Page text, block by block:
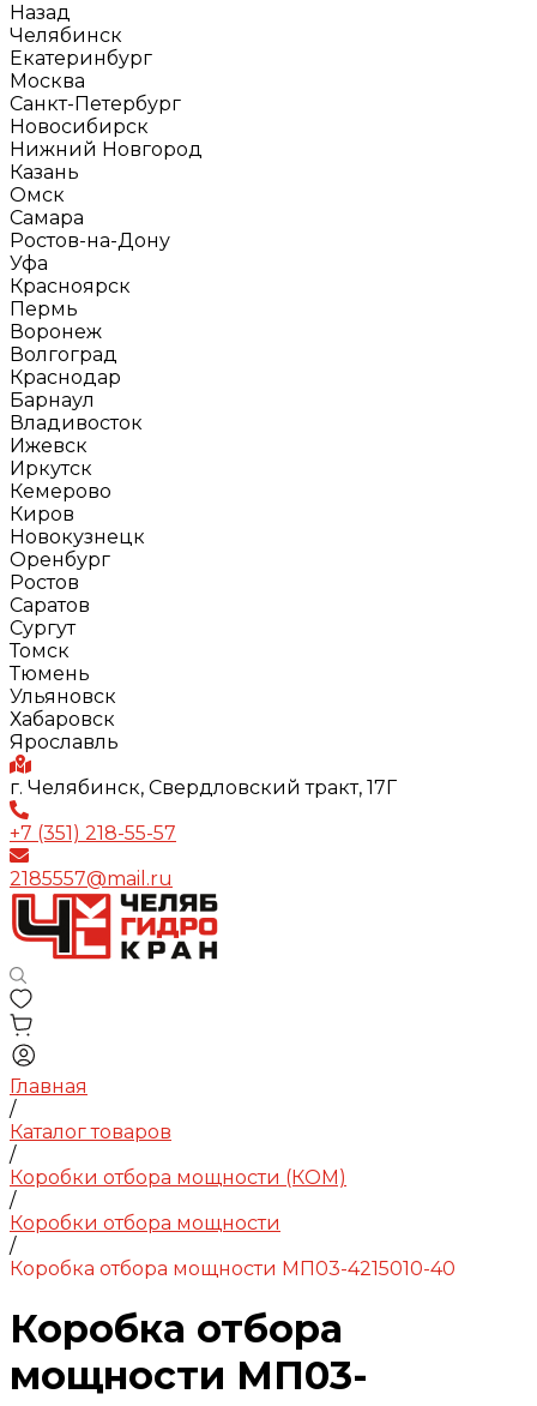
Назад
Челябинск
Екатеринбург
Москва
Санкт-Петербург
Новосибирск
Нижний Новгород
Казань
Омск
Самара
Ростов-на-Дону
Уфа
Красноярск
Пермь
Воронеж
Волгоград
Краснодар
Барнаул
Владивосток
Ижевск
Иркутск
Кемерово
Киров
Новокузнецк
Оренбург
Ростов
Саратов
Сургут
Томск
Тюмень
Ульяновск
Хабаровск
Ярославль
г. Челябинск, Свердловский тракт, 17Г
+7 (351) 218-55-57
2185557@mail.ru
Главная
/
Каталог товаров
/
Коробки отбора мощности (КОМ)
/
Коробки отбора мощности
/
Коробка отбора мощности МП03-4215010-40
Коробка отбора
мощности МП03-